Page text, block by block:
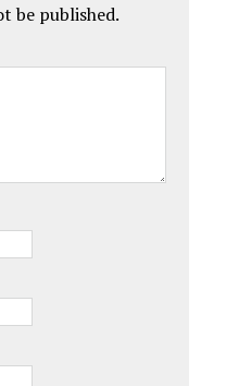
be published.